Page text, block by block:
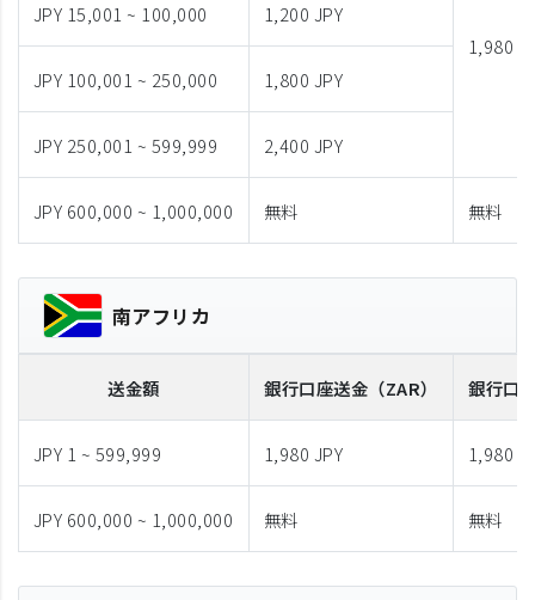
1,980
JPY 15,001 ~ 100,000 1,200 JPY
JPY 100,001 ~ 250,000 1,800 JPY
JPY 250,001 ~ 599,999 2,400 JPY
JPY 600,000 ~ 1,000,000 無料 無料
南アフリカ
送金額 銀行口座送金 （ZAR） 銀行口
JPY 1 ~ 599,999 1,980 JPY 1,980
JPY 600,000 ~ 1,000,000 無料 無料